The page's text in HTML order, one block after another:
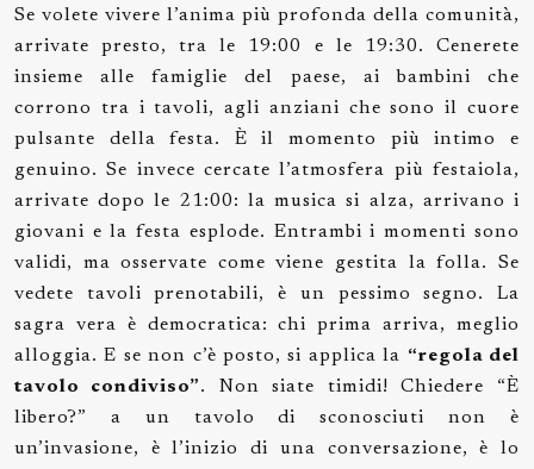
Se volete vivere l’anima più profonda della comunità,
arrivate presto, tra le 19:00 e le 19:30. Cenerete
insieme alle famiglie del paese, ai bambini che
corrono tra i tavoli, agli anziani che sono il cuore
pulsante della festa. È il momento più intimo e
genuino. Se invece cercate l’atmosfera più festaiola,
arrivate dopo le 21:00: la musica si alza, arrivano i
giovani e la festa esplode. Entrambi i momenti sono
validi, ma osservate come viene gestita la folla. Se
vedete tavoli prenotabili, è un pessimo segno. La
sagra vera è democratica: chi prima arriva, meglio
alloggia. E se non c’è posto, si applica la “regola del
tavolo condiviso”. Non siate timidi! Chiedere “È
libero?” a un tavolo di sconosciuti non è
un’invasione, è l’inizio di una conversazione, è lo